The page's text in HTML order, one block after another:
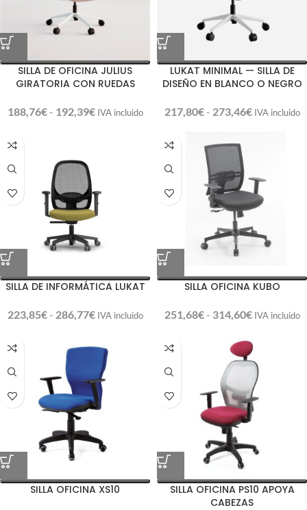
SILLA DE OFICINA JULIUS
GIRATORIA CON RUEDAS
188,76€ - 192,39€ IVA incluido
LUKAT MINIMAL — SILLA DE
DISEÑO EN BLANCO O NEGRO
217,80€ - 273,46€ IVA incluido
SILLA DE INFORMÁTICA LUKAT
223,85€ - 286,77€ IVA incluido
SILLA OFICINA KUBO
251,68€ - 314,60€ IVA incluido
SILLA OFICINA XS10
SILLA OFICINA PS10 APOYA
CABEZAS